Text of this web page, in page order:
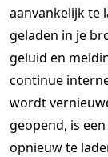
aanvankelijk te
geladen in je
geluid en
continue
wordt
geopend, is
opnieuw te